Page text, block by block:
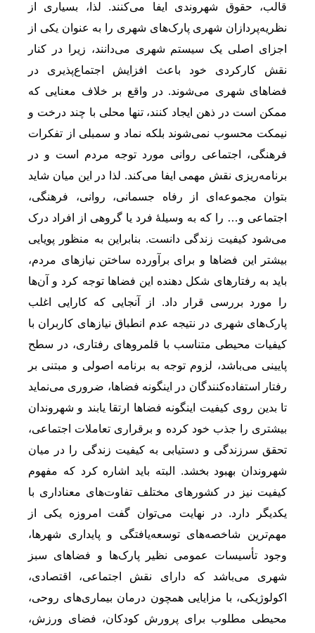
قالب، حقوق شهروندی ایفا می‌کنند. لذا، بسیاری از
نظریه‌پردازان شهری پارک‌های شهری را به عنوان یکی از
اجزای اصلی یک سیستم شهری می‌دانند، زیرا در کنار
نقش کارکردی خود باعث افزایش اجتماع‌پذیری در
فضاهای شهری می‌شوند. در واقع بر خلاف معنایی که
ممکن است در ذهن ایجاد کنند، تنها محلی با چند درخت و
نیمکت محسوب نمی‌شوند بلکه نماد و سمبلی از تفکرات
فرهنگی، اجتماعی روانی مورد توجه مردم است و در
برنامه‌ریزی نقش مهمی ایفا می‌کند. لذا در این میان شاید
بتوان مجموعه‌ای از رفاه جسمانی، روانی، فرهنگی،
اجتماعی و… را که به وسیلۀ فرد یا گروهی از افراد درک
می‌شود کیفیت زندگی دانست. بنابراین به منظور پویایی
بیشتر این فضاها و برای برآورده ساختن نیازهای مردم،
باید به رفتارهای شکل دهنده این فضاها توجه کرد و آن‌ها
را مورد بررسی قرار داد. از آنجایی که کارایی اغلب
پارک‌های شهری در نتیجه عدم انطباق نیازهای کاربران با
کیفیات محیطی متناسب با قلمروهای رفتاری، در سطح
پایینی می‌باشد، لزوم توجه به برنامه اصولی و مبتنی بر
رفتار استفاده‌کنندگان در اینگونه فضاها، ضروری می‌نماید
تا بدین روی کیفیت اینگونه فضاها ارتقا یابند و شهروندان
بیشتری را جذب خود کرده و برقراری تعاملات اجتماعی،
تحقق سرزندگی و دستیابی به کیفیت زندگی را در میان
شهروندان بهبود بخشد. البته باید اشاره کرد که مفهوم
کیفیت نیز در کشورهای مختلف تفاوت‌های معناداری با
یکدیگر دارد. در نهایت می‌توان گفت امروزه یکی از
مهم‌ترین شاخصه‌های توسعه‌یافتگی و پایداری شهرها،
وجود تأسیسات عمومی نظیر پارک‌ها و فضاهای سبز
شهری می‌باشد که دارای نقش اجتماعی، اقتصادی،
اکولوژیکی، با مزایایی همچون درمان بیماری‌های روحی،
محیطی مطلوب برای پرورش کودکان، فضای ورزش،